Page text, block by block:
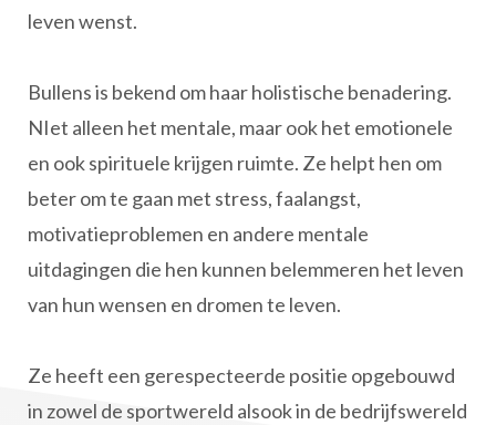
leven wenst.
Bullens is bekend om haar holistische benadering.
NIet alleen het mentale, maar ook het emotionele
en ook spirituele krijgen ruimte. Ze helpt hen om
beter om te gaan met stress, faalangst,
motivatieproblemen en andere mentale
uitdagingen die hen kunnen belemmeren het leven
van hun wensen en dromen te leven.
Ze heeft een gerespecteerde positie opgebouwd
in zowel de sportwereld alsook in de bedrijfswereld